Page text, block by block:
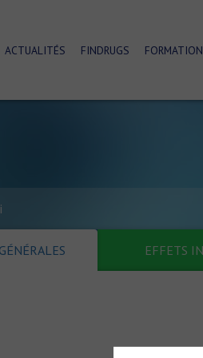
ACTUALITÉS FINDRUGS FORMATION
EFFETS